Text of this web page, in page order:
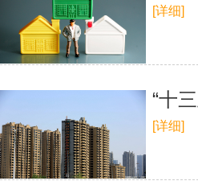
[详细]
“十
[详细]